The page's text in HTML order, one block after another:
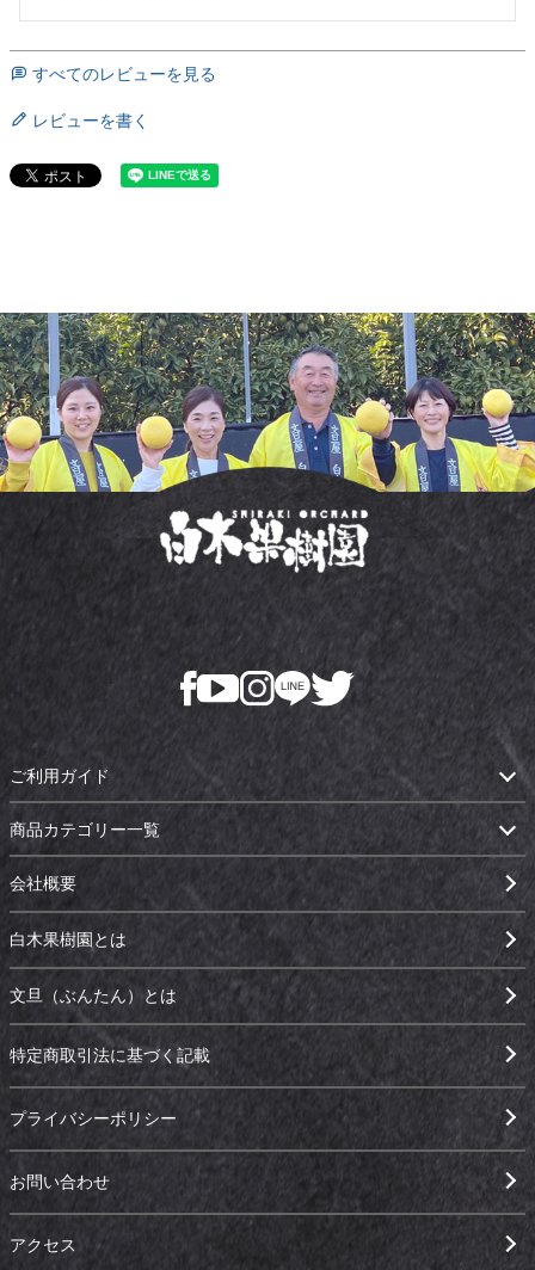
すべてのレビューを見る
レビューを書く
ご利用ガイド
商品カテゴリー一覧
会社概要
白木果樹園とは
文旦（ぶんたん）とは
特定商取引法に基づく記載
プライバシーポリシー
お問い合わせ
アクセス